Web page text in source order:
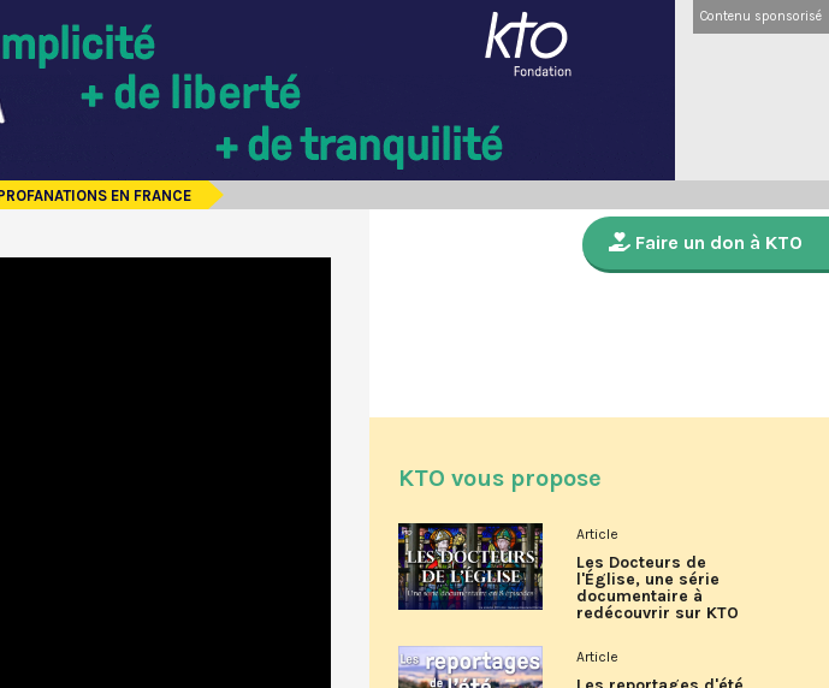
Contenu sponsorisé
EN FRANCE
Faire un don à KTO
KTO vous propose
Article
Les Docteurs de
l'Église, une série
documentaire à
redécouvrir sur KTO
Article